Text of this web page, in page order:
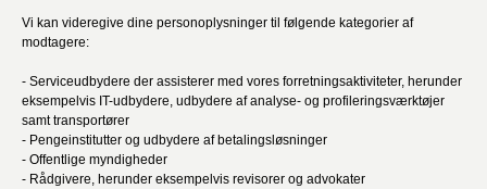
Vi kan videregive dine personoplysninger til følgende kategorier af
modtagere:
- Serviceudbydere der assisterer med vores forretningsaktiviteter, herunder
eksempelvis IT-udbydere, udbydere af analyse- og profileringsværktøjer
samt transportører
- Pengeinstitutter og udbydere af betalingsløsninger
- Offentlige myndigheder
- Rådgivere, herunder eksempelvis revisorer og advokater